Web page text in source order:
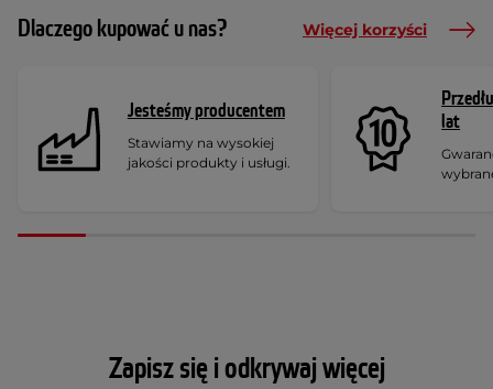
Dlaczego kupować u nas? Więcej korzyści
Jesteśmy producentem
Stawiamy na wysokiej
jakości produkty i usługi.
lat
Zapisz się i odkrywaj więcej